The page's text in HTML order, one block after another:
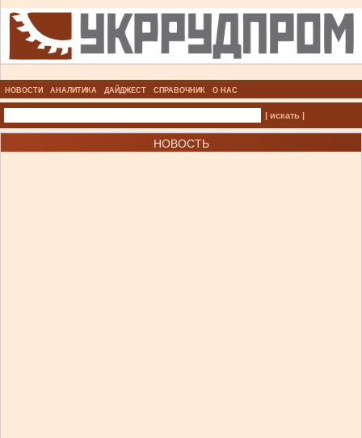
НОВОСТИ АНАЛИТИКА ДАЙДЖЕСТ СПРАВОЧНИК О НАС
| искать |
НОВОСТЬ